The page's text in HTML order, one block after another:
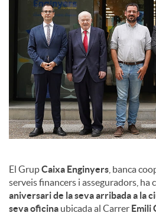
s
El GrupCaixa Enginyers , banca
serveis financers i asseguradors, ha
aniversari de la seva arribada a la
seva oficina ubicada al Carrer Emili